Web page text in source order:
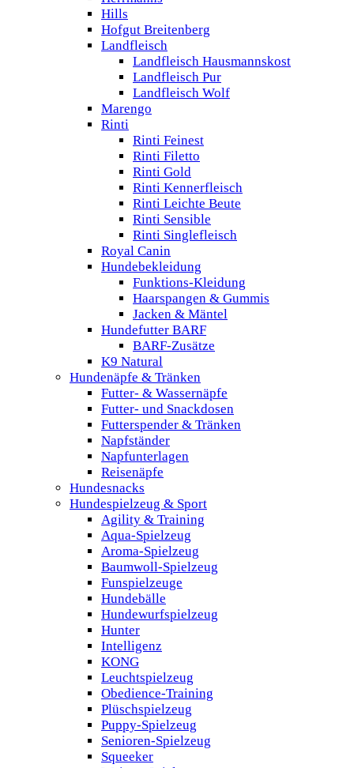
Hills
Hofgut Breitenberg
Landfleisch
Landfleisch Hausmannskost
Landfleisch Pur
Landfleisch Wolf
Marengo
Rinti
Rinti Feinest
Rinti Filetto
Rinti Gold
Rinti Kennerfleisch
Rinti Leichte Beute
Rinti Sensible
Rinti Singlefleisch
Royal Canin
Hundebekleidung
Funktions-Kleidung
Haarspangen & Gummis
Jacken & Mäntel
Hundefutter BARF
BARF-Zusätze
K9 Natural
Hundenäpfe & Tränken
Futter- & Wassernäpfe
Futter- und Snackdosen
Futterspender & Tränken
Napfständer
Napfunterlagen
Reisenäpfe
Hundesnacks
Hundespielzeug & Sport
Agility & Training
Aqua-Spielzeug
Aroma-Spielzeug
Baumwoll-Spielzeug
Funspielzeuge
Hundebälle
Hundewurfspielzeug
Hunter
Intelligenz
KONG
Leuchtspielzeug
Obedience-Training
Plüschspielzeug
Puppy-Spielzeug
Senioren-Spielzeug
Squeeker